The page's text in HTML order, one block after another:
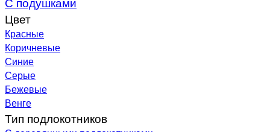
Цвет
Красные
Коричневые
Синие
Серые
Бежевые
Венге
Тип подлокотников